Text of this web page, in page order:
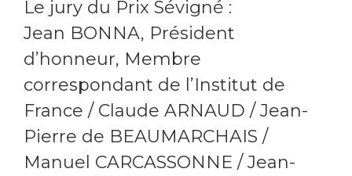
Le jury du Prix Sévigné :
Jean BONNA, Président
d’honneur, Membre
correspondant de l’Institut de
France / Claude ARNAUD / Jean-
Pierre de BEAUMARCHAIS /
Manuel CARCASSONNE / Jean-